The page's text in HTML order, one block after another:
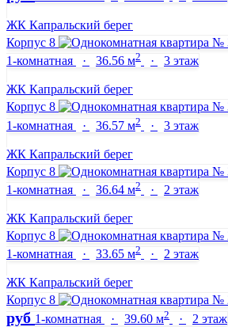
ЖК Капральский берег
Корпус 8
1-комнатная · 36.56 м2 · 3 этаж
ЖК Капральский берег
Корпус 8
1-комнатная · 36.57 м2 · 3 этаж
ЖК Капральский берег
Корпус 8
1-комнатная · 36.64 м2 · 2 этаж
ЖК Капральский берег
Корпус 8
1-комнатная · 33.65 м2 · 2 этаж
ЖК Капральский берег
Корпус 8
руб 1-комнатная · 39.60 м2 · 2 этаж